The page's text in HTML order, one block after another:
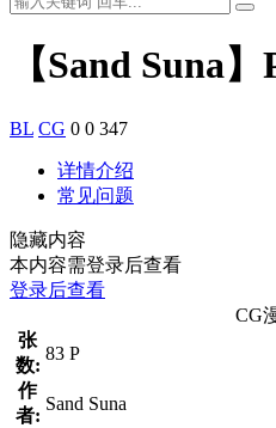
【Sand Suna
BL CG 0 0 347
详情介绍
常见问题
隐藏内容
本内容需登录后查看
登录后查看
CG
张
数:
83 P
作
者:
Sand Suna